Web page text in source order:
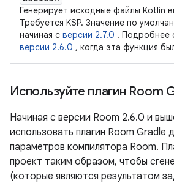
Генерирует исходные файлы Kotlin
Требуется KSP. Значение по
начиная с версии 2.7.0 . Подробнее
версии 2.6.0 , когда эта функция
Используйте плагин Room
Начиная с версии Room 2.6.0 и
использовать плагин Room Gradle
параметров компилятора Room.
проект таким образом, чтобы
(которые являются результатом